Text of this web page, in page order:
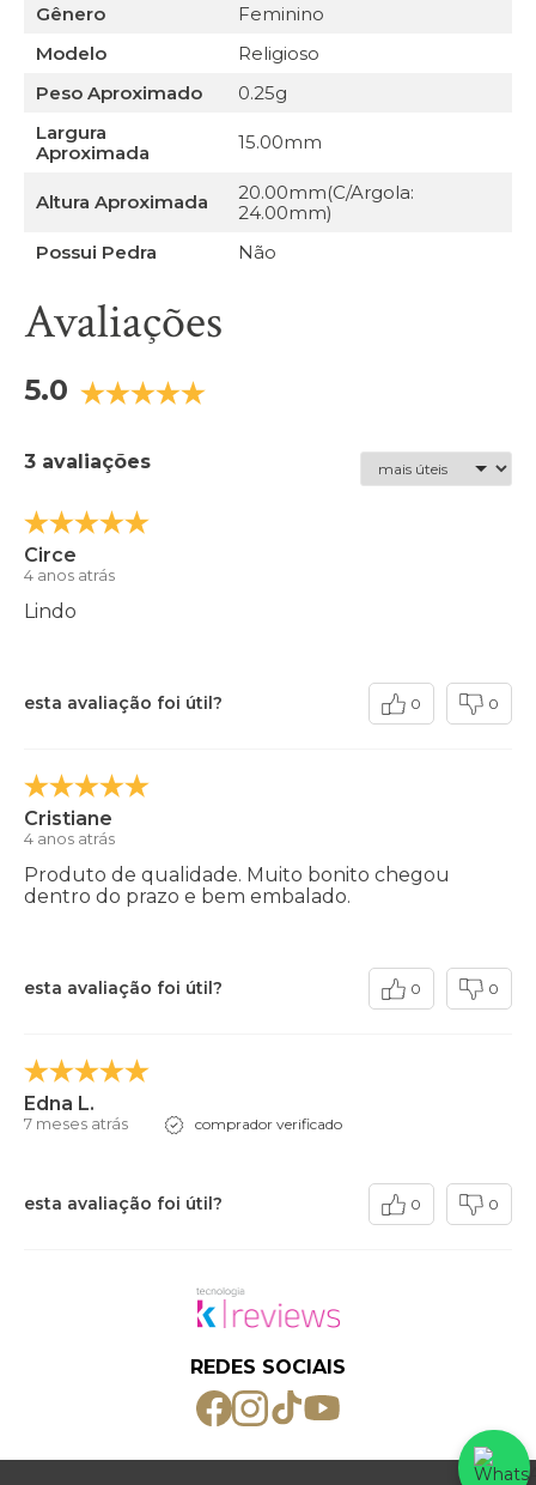
Gênero
Feminino
Modelo
Religioso
Peso Aproximado
0.25g
Largura
Aproximada
15.00mm
Altura Aproximada
20.00mm(C/Argola:
24.00mm)
Possui Pedra
Não
Avaliações
5.0
3 avaliações
Circe
4 anos atrás
Lindo
esta avaliação foi útil? 0 0
Cristiane
4 anos atrás
Produto de qualidade. Muito bonito chegou
dentro do prazo e bem embalado.
esta avaliação foi útil? 0 0
Edna L.
7 meses atrás comprador verificado
esta avaliação foi útil? 0 0
REDES SOCIAIS